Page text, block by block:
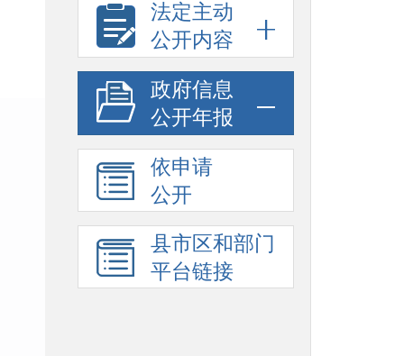
法定主动
公开内容
政府信息
公开年报
依申请
公开
县市区和部门
平台链接